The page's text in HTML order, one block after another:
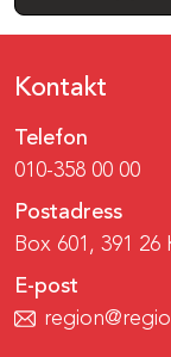
Kontakt
Telefon
010-358 00 00
Postadress
Box 601, 391 26
E-post